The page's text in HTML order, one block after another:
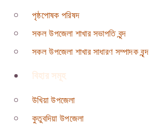
পৃষ্ঠপোষক পরিষদ
সকল উপজেলা শাখার সভাপতি বৃন্দ
সকল উপজেলা শাখার সাধারণ সম্পাদক বৃন্দ
বিহার সমূহ
উখিয়া উপজেলা
কুতুবদিয়া উপজেলা